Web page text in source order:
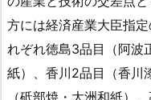
方には経済産業大臣指
れぞれ徳島3品目（阿波
紙）、香川2品目（香川
（砥部焼・大洲和紙）